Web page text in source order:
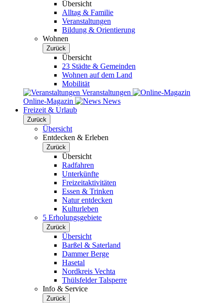
Übersicht
Alltag & Familie
Veranstaltungen
Bildung & Orientierung
Wohnen
Zurück
Übersicht
23 Städte & Gemeinden
Wohnen auf dem Land
Mobilität
Veranstaltungen
Online-Magazin
News
Freizeit & Urlaub
Zurück
Übersicht
Entdecken & Erleben
Zurück
Übersicht
Radfahren
Unterkünfte
Freizeitaktivitäten
Essen & Trinken
Natur entdecken
Kulturleben
5 Erholungsgebiete
Zurück
Übersicht
Barßel & Saterland
Dammer Berge
Hasetal
Nordkreis Vechta
Thülsfelder Talsperre
Info & Service
Zurück